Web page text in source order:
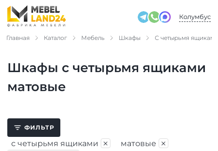
Колумбус
Главная Каталог Мебель Шкафы С четырьмя ящиками
Шкафы с четырьмя ящиками
матовые
ФИЛЬТР
с четырьмя ящиками × матовые ×